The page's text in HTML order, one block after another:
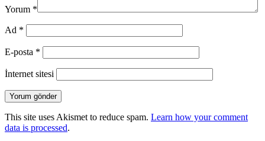
Yorum *
Ad *
E-posta *
İnternet sitesi
This site uses Akismet to reduce spam. Learn how your comment
data is processed.